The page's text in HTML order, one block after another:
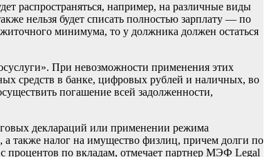
распространяться, например, на различные виды
нельзя будет списать полностью зарплату — по
минимума, то у должника должен остаться
При невозможности применения этих
средств в банке, цифровых рублей и наличных, во
погашение всей задолженности,
деклараций или применении режима
а также налог на имущество физлиц, причем долги по
процентов по вкладам, отмечает партнер МЭФ Legal